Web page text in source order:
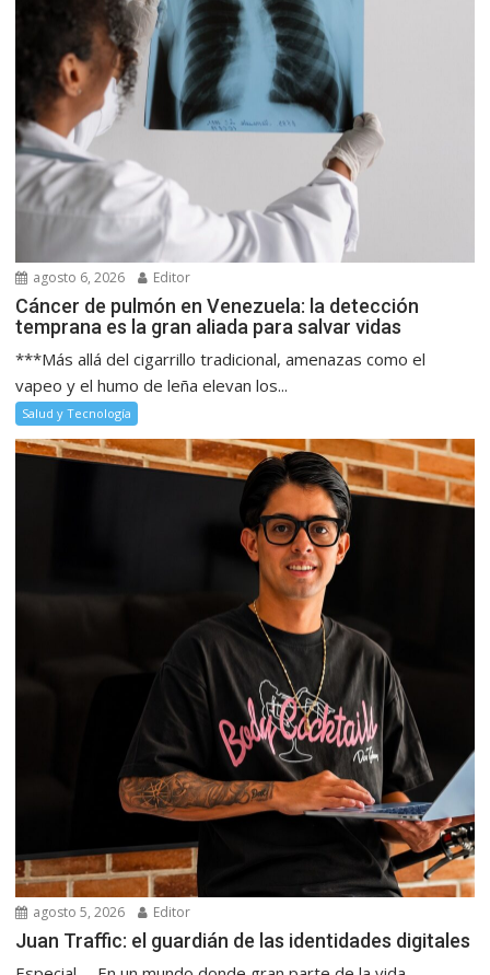
agosto 6, 2026 Editor
Cáncer de pulmón en Venezuela: la detección
temprana es la gran aliada para salvar vidas
***Más allá del cigarrillo tradicional, amenazas como el
vapeo y el humo de leña elevan los...
Salud y Tecnología
agosto 5, 2026 Editor
Juan Traffic: el guardián de las identidades digitales